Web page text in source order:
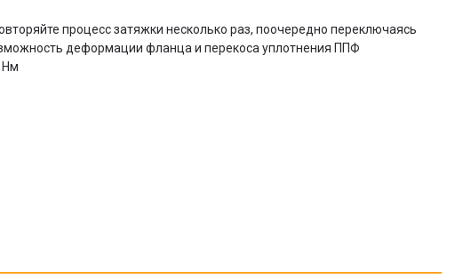
процесс затяжки несколько раз, поочередно переключаясь
деформации фланца и перекоса уплотнения ППФ
Нм